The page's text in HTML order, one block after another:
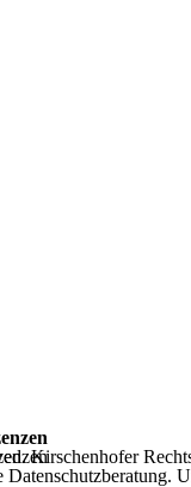
Kirschenhofer